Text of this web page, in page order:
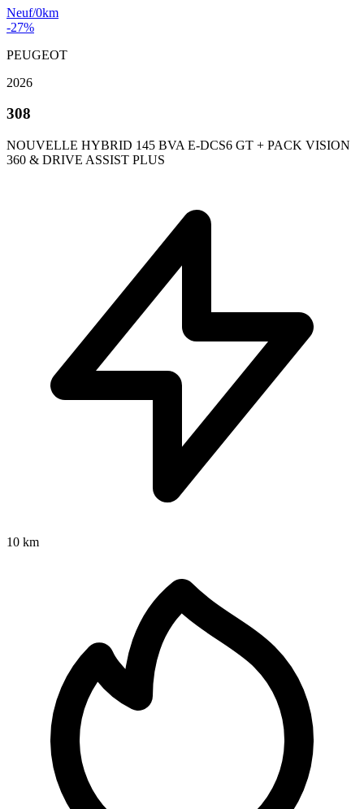
Neuf/0km
-27%
PEUGEOT
2026
308
NOUVELLE HYBRID 145 BVA E-DCS6 GT + PACK VISION
360 & DRIVE ASSIST PLUS
10 km